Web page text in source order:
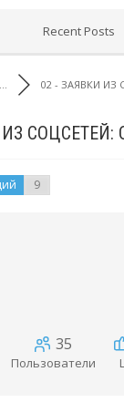
Recent Posts
02 - ЗАЯВКИ ИЗ
35
Пользователи